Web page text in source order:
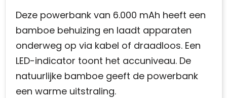
Deze powerbank van 6.000 mAh heeft een
bamboe behuizing en laadt apparaten
onderweg op via kabel of draadloos. Een
LED-indicator toont het accuniveau. De
natuurlijke bamboe geeft de powerbank
een warme uitstraling.